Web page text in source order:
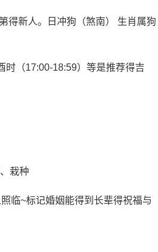
得新人。日冲狗（煞南） 生肖属狗
时（17:00-18:59）等是推荐得吉
栽种
临~标记婚姻能得到长辈得祝福与